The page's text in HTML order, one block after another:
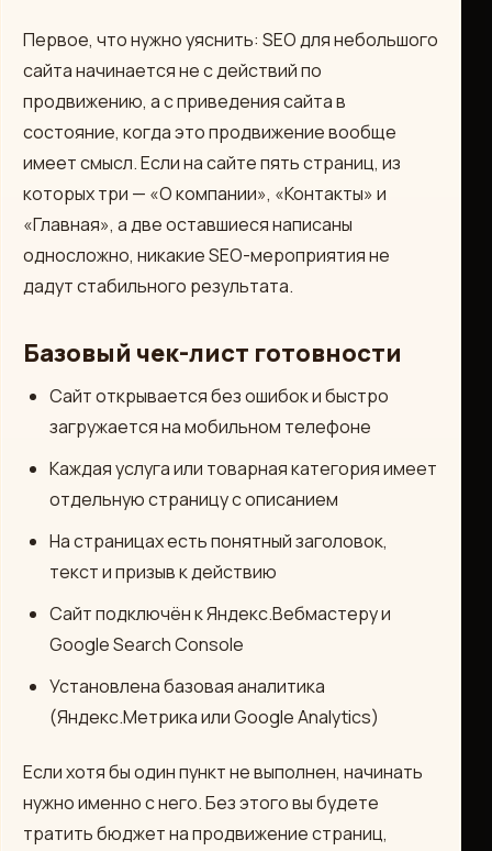
Первое, что нужно уяснить: SEO для небольшого
сайта начинается не с действий по
продвижению, а с приведения сайта в
состояние, когда это продвижение вообще
имеет смысл. Если на сайте пять страниц, из
которых три — «О компании», «Контакты» и
«Главная», а две оставшиеся написаны
односложно, никакие SEO-мероприятия не
дадут стабильного результата.
Базовый чек-лист готовности
Сайт открывается без ошибок и быстро
загружается на мобильном телефоне
Каждая услуга или товарная категория имеет
отдельную страницу с описанием
На страницах есть понятный заголовок,
текст и призыв к действию
Сайт подключён к Яндекс.Вебмастеру и
Google Search Console
Установлена базовая аналитика
(Яндекс.Метрика или Google Analytics)
Если хотя бы один пункт не выполнен, начинать
нужно именно с него. Без этого вы будете
тратить бюджет на продвижение страниц,